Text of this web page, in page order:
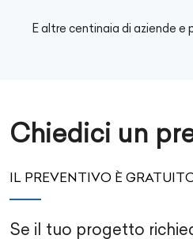
E altre centinaia di aziende e
Chiedici un
IL PREVENTIVO È
Se il tuo progetto